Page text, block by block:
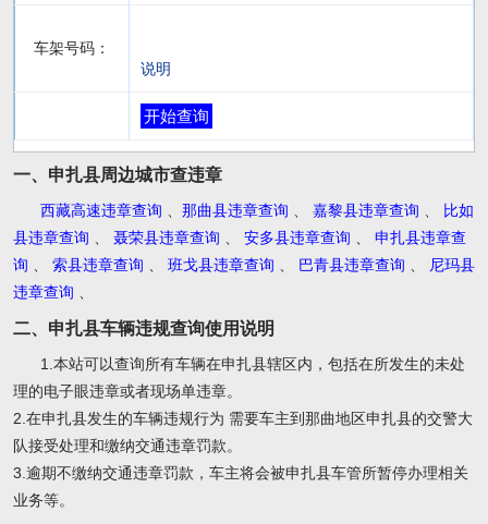
车架号码：
说明
开始查询
一、申扎县周边城市查违章
西藏高速违章查询 那曲县违章查询 嘉黎县违章查询
比如
县违章查询
聂荣县违章查询 安多县违章查询
申扎县违章查
询
索县违章查询 班戈县违章查询 巴青县违章查询
尼玛县
违章查询
二、申扎县车辆违规查询使用说明
1.本站可以查询所有车辆在申扎县辖区内，包括在所发生的未处
理的电子眼违章或者现场单违章。
2.在申扎县发生的车辆违规行为 需要车主到那曲地区申扎县的交警大
队接受处理和缴纳交通违章罚款。
3.逾期不缴纳交通违章罚款，车主将会被申扎县车管所暂停办理相关
业务等。